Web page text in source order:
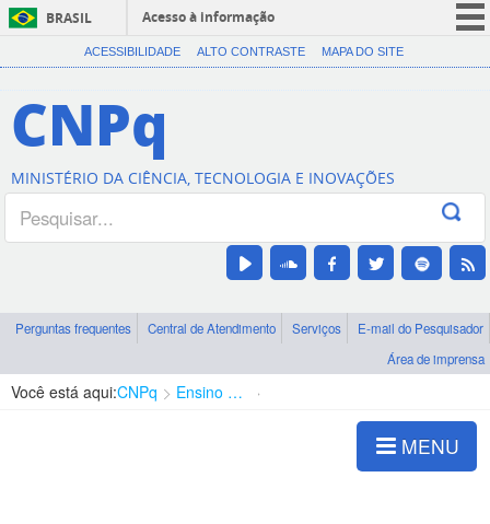
BRASIL
Acesso à informação
CORONAVÍRUS (COVID-19)
Canais
ACESSIBILIDADE ALTO CONTRASTE MAPA DO SITE
CNPq
MINISTÉRIO DA CIÊNCIA, TECNOLOGIA E INOVAÇÕES
Perguntas frequentes Central de Atendimento Serviços
E-mail do Pesquisador
Área de imprensa
Você está aqui:CNPq Ensino Fundamental / Médio
MENU